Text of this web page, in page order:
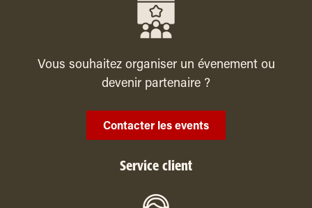
Vous souhaitez organiser un évenement ou
devenir partenaire ?
Contacter les events
Service client